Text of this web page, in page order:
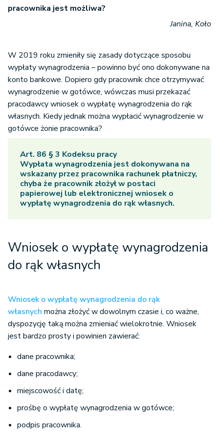
pracownika jest możliwa?
Janina, Koło
W 2019 roku zmieniły się zasady dotyczące sposobu
wypłaty wynagrodzenia – powinno być ono dokonywane na
konto bankowe. Dopiero gdy pracownik chce otrzymywać
wynagrodzenie w gotówce, wówczas musi przekazać
pracodawcy wniosek o wypłatę wynagrodzenia do rąk
własnych. Kiedy jednak można wypłacić wynagrodzenie w
gotówce żonie pracownika?
Art. 86 § 3 Kodeksu pracy
Wypłata wynagrodzenia jest dokonywana na
wskazany przez pracownika rachunek płatniczy,
chyba że pracownik złożył w postaci
papierowej lub elektronicznej wniosek o
wypłatę wynagrodzenia do rąk własnych.
Wniosek o wypłatę wynagrodzenia
do rąk własnych
Wniosek o wypłatę wynagrodzenia do rąk
własnych można złożyć w dowolnym czasie i, co ważne,
dyspozycję taką można zmieniać wielokrotnie. Wniosek
jest bardzo prosty i powinien zawierać:
dane pracownika;
dane pracodawcy;
miejscowość i datę;
prośbę o wypłatę wynagrodzenia w gotówce;
podpis pracownika.